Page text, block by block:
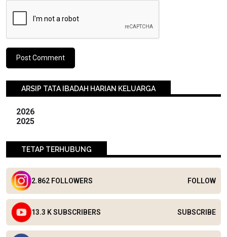
ARSIP TATA IBADAH HARIAN KELUARGA
2026
2025
TETAP TERHUBUNG
2.862 FOLLOWERS FOLLOW
13.3 K SUBSCRIBERS SUBSCRIBE